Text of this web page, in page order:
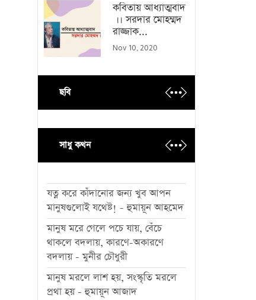
কবিতায় আধ্যাত্মবাদ
।। সরদার মোহম্মদ
রাজ্জাক...
Nov 10, 2020
ছবি
সাধু কথন
যত্ন করে কাঁদানোর জন্য খুব আপন
মানুষগুলোই যথেষ্ট! - হুমায়ূন আহমেদ
মানুষ মরে গেলে পচে যায়, বেঁচে
থাকলে বদলায়, কারণে-অকারণে
বদলায় - মুনীর চৌধুরী
মানুষ মরলে লাশ হয়, সংস্কৃতি মরলে
প্রথা হয় - হুমায়ূন আজাদ